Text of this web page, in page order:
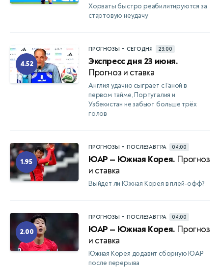
Хорваты быстро реабилитируются за
стартовую неудачу
4.52
ПРОГНОЗЫ • СЕГОДНЯ 23:00
Экспресс дня 23 июня.
Прогноз и ставка
Англия удачно сыграет с Ганой в
первом тайме, Португалия и
Узбекистан не забьют больше трёх
голов
1.95
ПРОГНОЗЫ • ПОСЛЕЗАВТРА 04:00
ЮАР — Южная Корея. Прогноз
и ставка
Выйдет ли Южная Корея в плей-офф?
2.00
ПРОГНОЗЫ • ПОСЛЕЗАВТРА 04:00
ЮАР — Южная Корея. Прогноз
и ставка
Южная Корея додавит сборную ЮАР
после перерыва